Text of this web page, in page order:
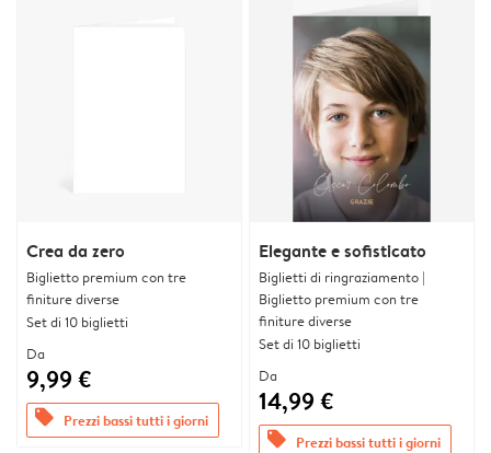
Crea da zero
Biglietto premium con tre
finiture diverse
Set di 10 biglietti
Da
9,99 €
offers Prezzi bassi tutti i giorni
Elegante e sofisticato
Biglietti di ringraziamento |
Biglietto premium con tre
finiture diverse
Set di 10 biglietti
Da
14,99 €
offers Prezzi bassi tutti i giorni